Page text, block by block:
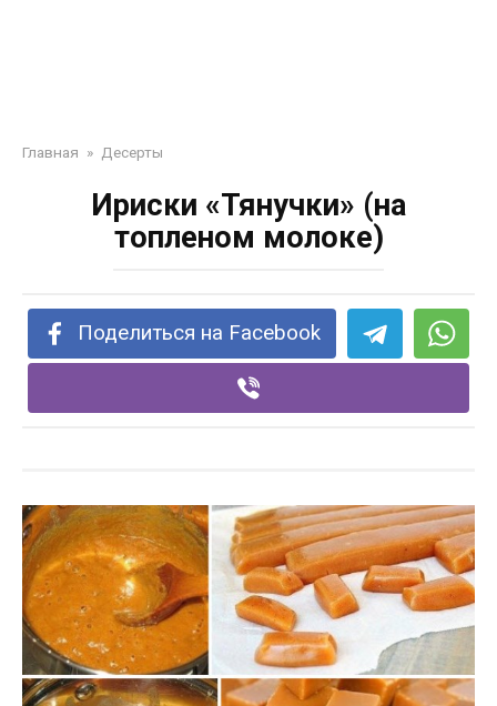
Главная » Десерты
Ириски «Тянучки» (на
топлeном молоке)
Поделиться на Facebook